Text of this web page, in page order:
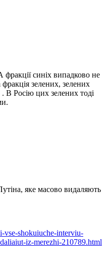
синіх випадково не
зелених, зелених
В Росію цих зелених тоді
яке масово видаляють
vse-shokuiuche-interviu-
iz-merezhi-210789.html